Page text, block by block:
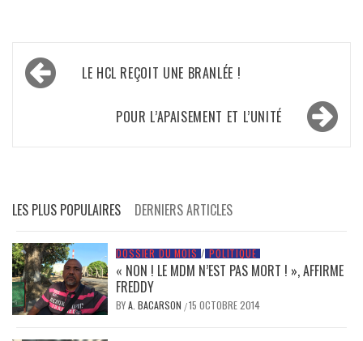
Navigation
de LE HCL REÇOIT UNE BRANLÉE !
POUR L’APAISEMENT ET L’UNITÉ
LES PLUS POPULAIRES DERNIERS ARTICLES
DOSSIER DU MOIS / POLITIQUE
« NON ! LE MDM N’EST PAS MORT ! », AFFIRME
FREDDY
BYA. BACARSON /15 OCTOBRE 2014